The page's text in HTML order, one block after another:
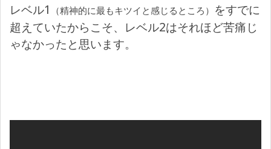
レベル1 （精神的に最もキツイと感じるところ） をすでに
超えていたからこそ、レベル2はそれほど苦痛じ
ゃなかったと思います。